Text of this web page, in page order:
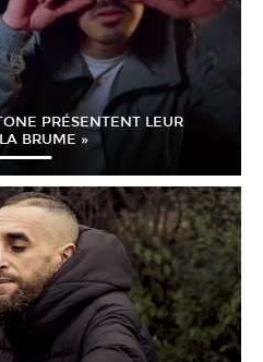
PRÉSENTENT LEUR
BRUME »